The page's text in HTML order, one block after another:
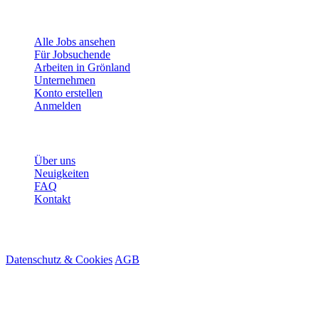
Alle Jobs ansehen
Für Jobsuchende
Arbeiten in Grönland
Unternehmen
Konto erstellen
Anmelden
Über uns
Neuigkeiten
FAQ
Kontakt
Datenschutz & Cookies AGB